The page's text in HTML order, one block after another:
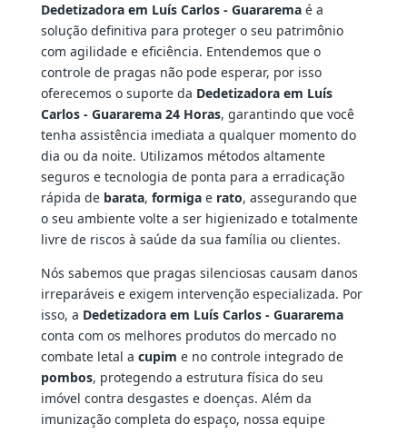
Dedetizadora em Luís Carlos - Guararemaé a
solução definitiva para proteger o seu patrimônio
com agilidade e eficiência. Entendemos que o
controle de pragas não pode esperar, por isso
oferecemos o suporte da Dedetizadora em Luís
Carlos - Guararema 24 Horas, garantindo que você
tenha assistência imediata a qualquer momento do
dia ou da noite. Utilizamos métodos altamente
seguros e tecnologia de ponta para a erradicação
rápida de barata, formigae rato, assegurando que
o seu ambiente volte a ser higienizado e totalmente
livre de riscos à saúde da sua família ou clientes.
Nós sabemos que pragas silenciosas causam danos
irreparáveis e exigem intervenção especializada. Por
isso, a Dedetizadora em Luís Carlos - Guararema
conta com os melhores produtos do mercado no
combate letal a cupim e no controle integrado de
pombos, protegendo a estrutura física do seu
imóvel contra desgastes e doenças. Além da
imunização completa do espaço, nossa equipe